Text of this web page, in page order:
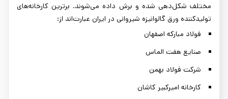
مختلف شکل‌دهی شده و برش داده می‌شوند. برترین کارخانه‌های
تولیدکننده ورق گالوانیزه شیروانی در ایران عبارت‌اند از:
فولاد مبارکه اصفهان
صنایع هفت الماس
شرکت فولاد بهمن
کارخانه امیرکبیر کاشان